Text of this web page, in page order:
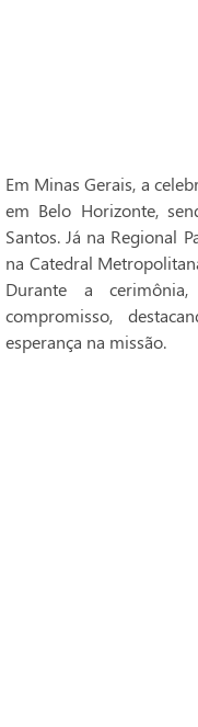
Em Minas Gerais, a
em Belo Horizonte,
Santos. Já na Regional
na Catedral
Durante a
compromisso,
esperança na missão.